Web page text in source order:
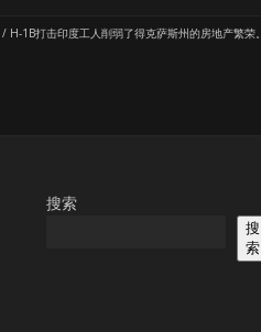
/ H-1B打击印度工人削弱了得克萨斯州的房地产繁荣。
搜索
搜
索